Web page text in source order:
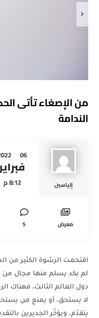
من الإصغاء تأتى
الندامة
إلياسين
06
8:12 م
معرض 5
اقتحمت الرشوة الكثير من
لم يكد يسلم منها مجال من
دول العالم الثالث، فهناك
لا يستحق، أو يمنع من
يتقدّم، ويؤخّر الجديرين